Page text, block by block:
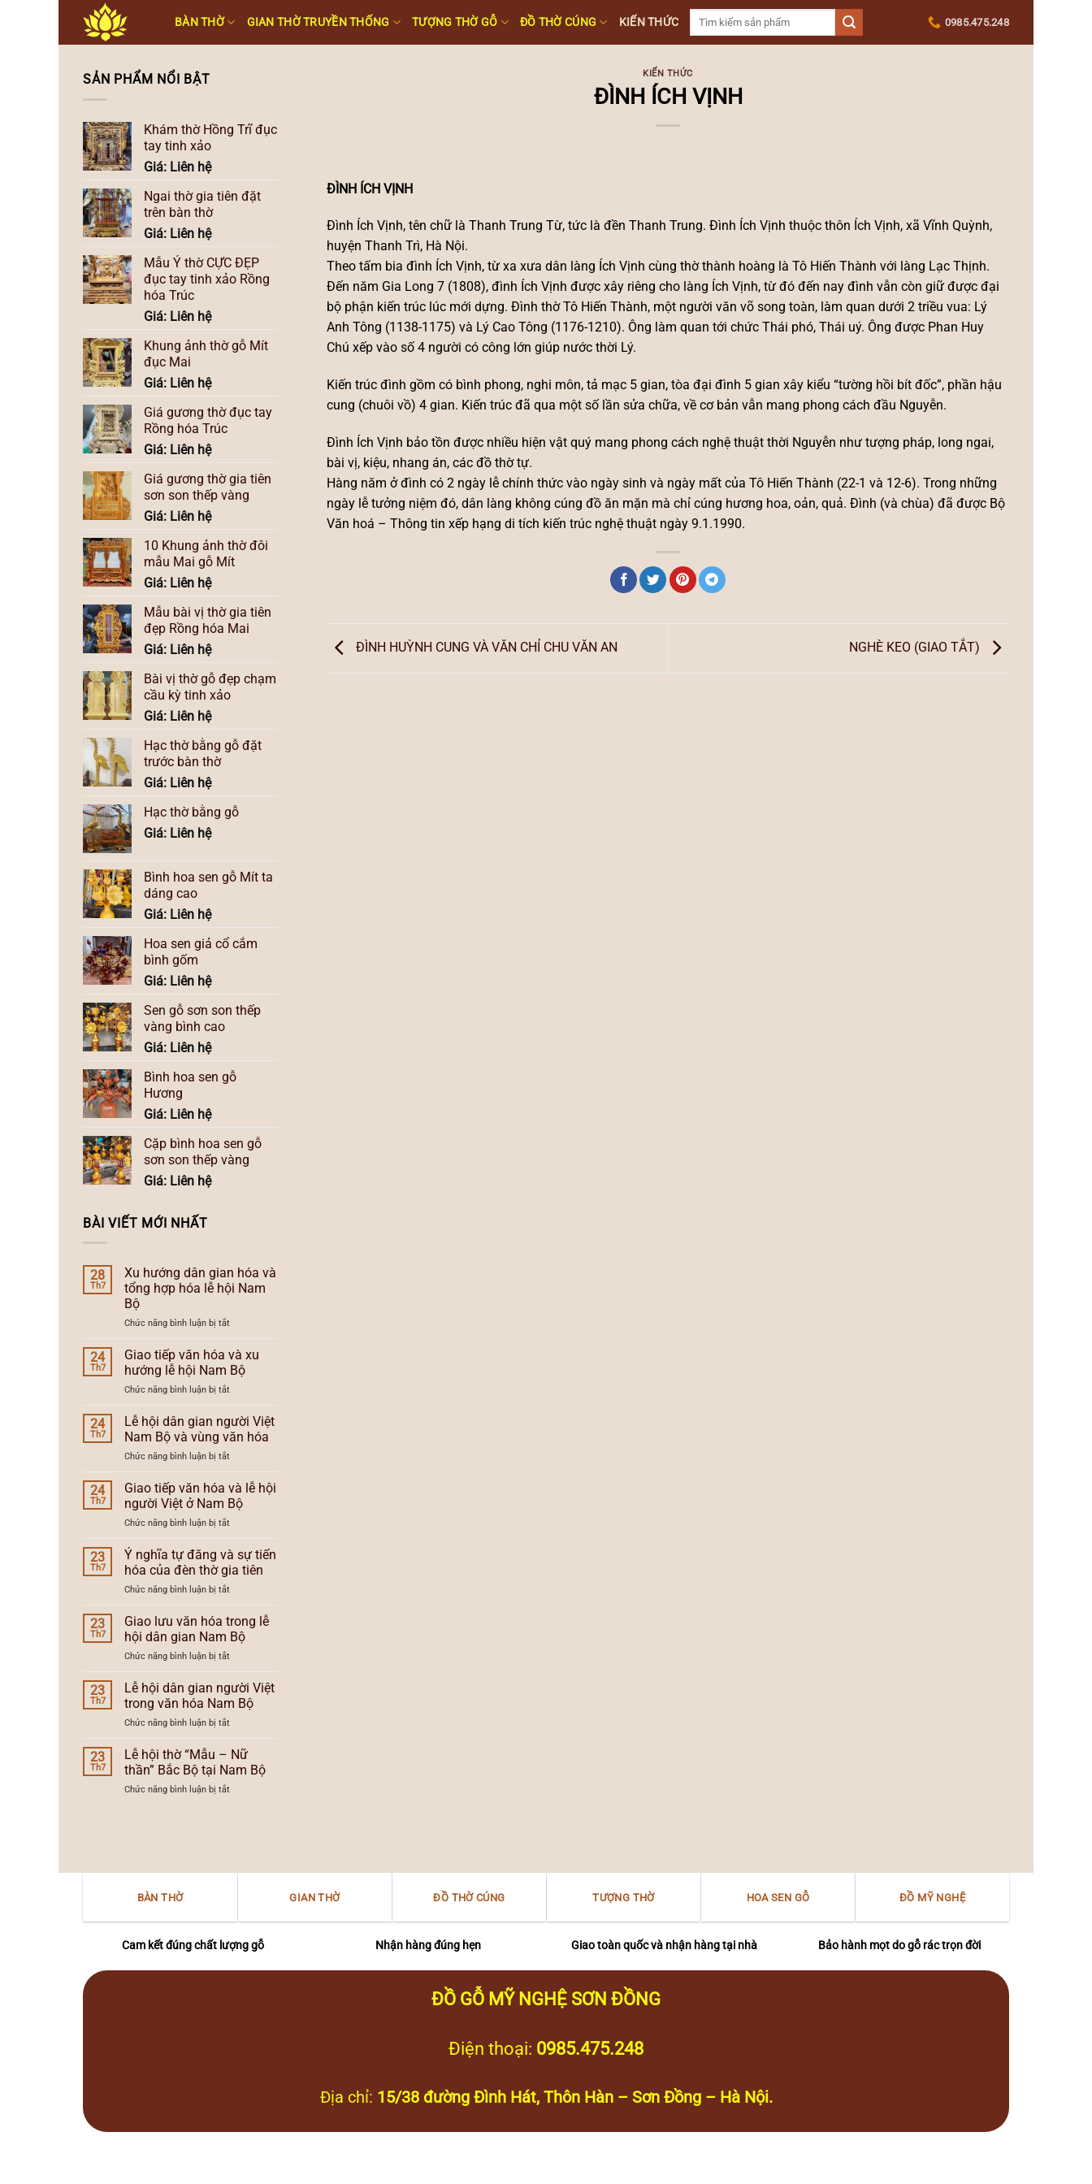
content
BÀN THỜ GIAN THỜ TRUYỀN THỐNG TƯỢNG THỜ GỖ ĐỒ THỜ CÚNG KIẾN THỨC
Tìm
0985.475.248
SẢN PHẨM NỔI BẬT
Khám thờ Hồng Trĩ đục
tay tinh xảo
Giá: Liên hệ
Ngai thờ gia tiên đặt
trên bàn thờ
Giá: Liên hệ
Mẫu Ỷ thờ CỰC ĐẸP
đục tay tinh xảo Rồng
hóa Trúc
Giá: Liên hệ
Khung ảnh thờ gỗ Mít
đục Mai
Giá: Liên hệ
Giá gương thờ đục tay
Rồng hóa Trúc
Giá: Liên hệ
Giá gương thờ gia tiên
sơn son thếp vàng
Giá: Liên hệ
10 Khung ảnh thờ đôi
mẫu Mai gỗ Mít
Giá: Liên hệ
Mẫu bài vị thờ gia tiên
đẹp Rồng hóa Mai
Giá: Liên hệ
Bài vị thờ gỗ đẹp chạm
cầu kỳ tinh xảo
Giá: Liên hệ
Hạc thờ bằng gỗ đặt
trước bàn thờ
Giá: Liên hệ
Hạc thờ bằng gỗ
Giá: Liên hệ
Bình hoa sen gỗ Mít ta
dáng cao
Giá: Liên hệ
Hoa sen giả cổ cắm
bình gốm
Giá: Liên hệ
Sen gỗ sơn son thếp
vàng bình cao
Giá: Liên hệ
Bình hoa sen gỗ
Hương
Giá: Liên hệ
Cặp bình hoa sen gỗ
sơn son thếp vàng
Giá: Liên hệ
BÀI VIẾT MỚI NHẤT
28
Th7
Xu hướng dân gian hóa và
tổng hợp hóa lễ hội Nam
Bộ
Chức năng bình luận bị tắtở
Xu
hướng
dân
gian
hóa
và
tổng
hợp
lễ
hội
Nam
Bộ
24
Th7
Giao tiếp văn hóa và xu
hướng lễ hội Nam Bộ
Chức năng bình luận bị tắtở
Giao
tiếp
văn
hóa
và
xu
hướng
lễ
hội
Nam
Bộ
24
Th7
Lễ hội dân gian người Việt
Nam Bộ và vùng văn hóa
Chức năng bình luận bị tắtở
Lễ
hội
dân
gian
người
Việt
Nam
Bộ
vùng
văn
hóa
24
Th7
Giao tiếp văn hóa và lễ hội
người Việt ở Nam Bộ
Chức năng bình luận bị tắtở
Giao
tiếp
văn
hóa
và
lễ
hội
người
Việt
ở
Nam
Bộ
23
Th7
Ý nghĩa tự đăng và sự tiến
hóa của đèn thờ gia tiên
Chức năng bình luận bị tắtở
Ý
nghĩa
tự
đăng
và
sự
tiến
hóa
đèn
thờ
gia
tiên
23
Th7
Giao lưu văn hóa trong lễ
hội dân gian Nam Bộ
Chức năng bình luận bị tắtở
Giao
lưu
văn
hóa
trong
lễ
hội
dân
Nam
23
Th7
Lễ hội dân gian người Việt
trong văn hóa Nam Bộ
Chức năng bình luận bị tắtở
Lễ
hội
gian
người
Bộ
23
Th7
Lễ hội thờ “Mẫu – Nữ
thần” Bắc Bộ tại Nam Bộ
Chức năng bình luận bị tắtở
Nữ
Nam
Bộ
KIẾN THỨC
ĐÌNH ÍCH VỊNH
ĐÌNH ÍCH VỊNH
Đình Ích Vịnh, tên chữ là Thanh Trung Từ, tức là đền Thanh Trung. Đình Ích Vịnh thuộc thôn Ích Vịnh, xã Vĩnh Quỳnh,
huyện Thanh Trì, Hà Nội.
Theo tấm bia đình Ích Vịnh, từ xa xưa dân làng Ích Vịnh cùng thờ thành hoàng là Tô Hiến Thành với làng Lạc Thịnh.
Đến năm Gia Long 7 (1808), đình Ích Vịnh được xây riêng cho làng Ích Vịnh, từ đó đến nay đình vẫn còn giữ được đại
bộ phận kiến trúc lúc mới dựng. Đình thờ Tô Hiến Thành, một người văn võ song toàn, làm quan dưới 2 triều vua: Lý
Anh Tông (1138-1175) và Lý Cao Tông (1176-1210). Ông làm quan tới chức Thái phó, Thái uý. Ông được Phan Huy
Chú xếp vào số 4 người có công lớn giúp nước thời Lý.
Kiến trúc đình gồm có bình phong, nghi môn, tả mạc 5 gian, tòa đại đình 5 gian xây kiểu “tường hồi bít đốc”, phần hậu
cung (chuôi vồ) 4 gian. Kiến trúc đã qua một số lần sửa chữa, về cơ bản vẫn mang phong cách đầu Nguyễn.
Đình Ích Vịnh bảo tồn được nhiều hiện vật quý mang phong cách nghệ thuật thời Nguyễn như tượng pháp, long ngai,
bài vị, kiệu, nhang án, các đồ thờ tự.
Hàng năm ở đình có 2 ngày lễ chính thức vào ngày sinh và ngày mất của Tô Hiến Thành (22-1 và 12-6). Trong những
ngày lễ tưởng niệm đó, dân làng không cúng đồ ăn mặn mà chỉ cúng hương hoa, oản, quả. Đình (và chùa) đã được Bộ
Văn hoá – Thông tin xếp hạng di tích kiến trúc nghệ thuật ngày 9.1.1990.
ĐÌNH HUỲNH CUNG VÀ VĂN CHỈ CHU VĂN AN NGHÈ KEO (GIAO TẮT)
BÀN THỜ GIAN THỜ ĐỒ THỜ CÚNG TƯỢNG THỜ HOA SEN GỖ ĐỒ MỸ NGHỆ
Cam kết đúng chất lượng gỗ Nhận hàng đúng hẹn Giao toàn quốc và nhận hàng tại nhà Bảo hành mọt do gỗ rác trọn đời
ĐỒ GỖ MỸ NGHỆ SƠN ĐỒNG
Điện thoại: 0985.475.248
Địa chỉ: 15/38 đường Đình Hát, Thôn Hàn – Sơn Đồng – Hà Nội.